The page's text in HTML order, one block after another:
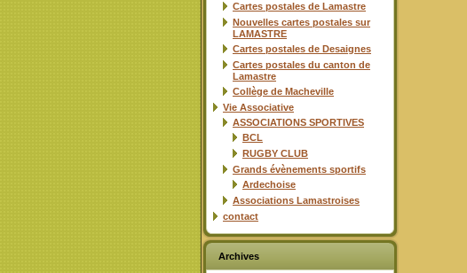
Cartes postales de Lamastre
Nouvelles cartes postales sur
LAMASTRE
Cartes postales de Desaignes
Cartes postales du canton de
Lamastre
Collège de Macheville
Vie Associative
ASSOCIATIONS SPORTIVES
BCL
RUGBY CLUB
Grands évènements sportifs
Ardechoise
Associations Lamastroises
contact
Archives